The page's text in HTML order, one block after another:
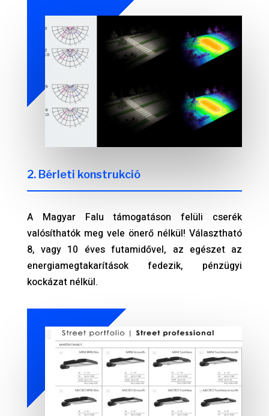
2. Bérleti konstrukció
A Magyar Falu támogatáson felüli cserék
valósíthatók meg vele önerő nélkül! Választható
8, vagy 10 éves futamidővel, az egészet az
energiamegtakarítások fedezik, pénzügyi
kockázat nélkül.